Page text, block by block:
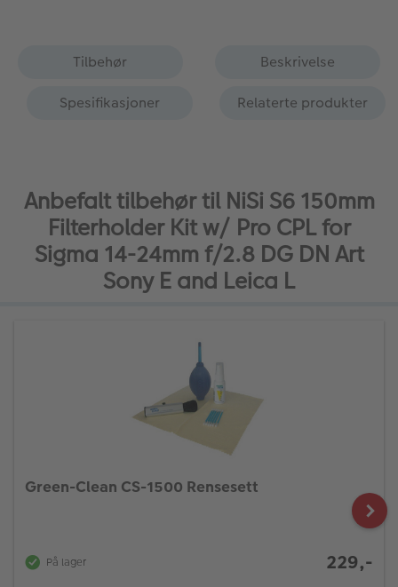
Tilbehør
Beskrivelse
Spesifikasjoner
Relaterte produkter
Anbefalt tilbehør til NiSi S6 150mm
Filterholder Kit w/ Pro CPL for
Sigma 14-24mm f/2.8 DG DN Art
Sony E and Leica L
Green-Clean CS-1500 Rensesett
På lager 229,-